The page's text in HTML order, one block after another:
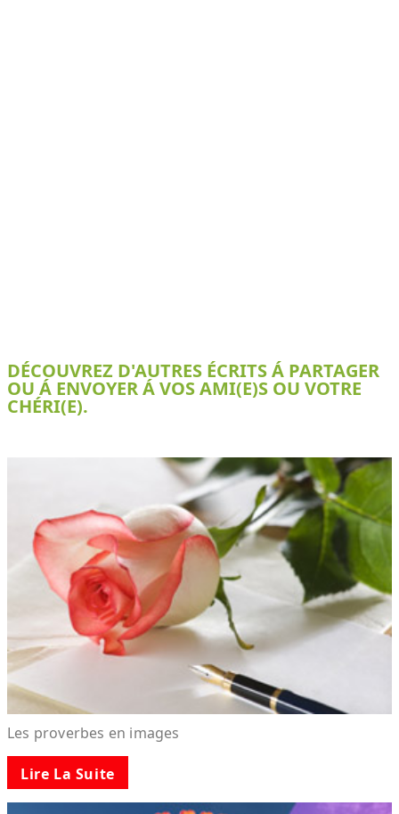
DÉCOUVREZ D'AUTRES ÉCRITS Á PARTAGER
OU Á ENVOYER Á VOS AMI(E)S OU VOTRE
CHÉRI(E).
Les proverbes en images
Lire La Suite